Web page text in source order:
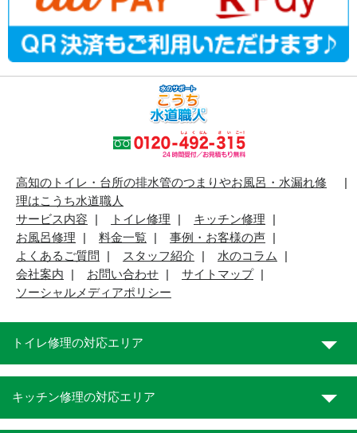
高知のトイレ・台所の排水管のつまりやお風呂・水漏れ修
理はこうち水道職人
サービス内容
トイレ修理
キッチン修理
お風呂修理
料金一覧
事例・お客様の声
よくあるご質問
スタッフ紹介
水のコラム
会社案内
お問い合わせ
サイトマップ
ソーシャルメディアポリシー
トイレ修理の対応エリア
キッチン修理の対応エリア